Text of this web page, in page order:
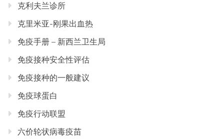
克利夫兰诊所
克里米亚-刚果出血热
免疫手册 – 新西兰卫生局
免疫接种安全性评估
免疫接种的一般建议
免疫球蛋白
免疫行动联盟
六价轮状病毒疫苗